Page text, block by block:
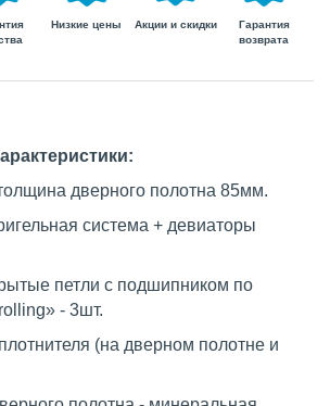
Низкие цены Акции и скидки
Гарантия
возврата
дверного полотна 85мм.
система + девиаторы
петли с подшипником по
- 3шт.
(на дверном полотне и